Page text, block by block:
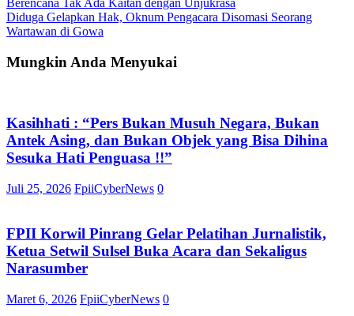
Berencana Tak Ada Kaitan dengan Unjukrasa
Diduga Gelapkan Hak, Oknum Pengacara Disomasi Seorang
Wartawan di Gowa
Mungkin Anda Menyukai
Kasihhati : “Pers Bukan Musuh Negara, Bukan
Antek Asing, dan Bukan Objek yang Bisa Dihina
Sesuka Hati Penguasa !!”
Juli 25, 2026 FpiiCyberNews 0
FPII Korwil Pinrang Gelar Pelatihan Jurnalistik,
Ketua Setwil Sulsel Buka Acara dan Sekaligus
Narasumber
Maret 6, 2026 FpiiCyberNews 0